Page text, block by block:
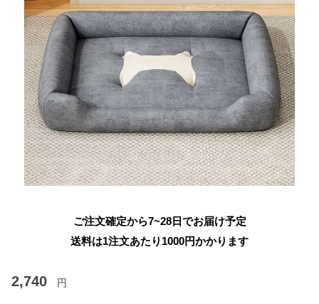
ご注文確定から7~28日でお届け予定
送料は1注文あたり 1000円かかります
2,740 円